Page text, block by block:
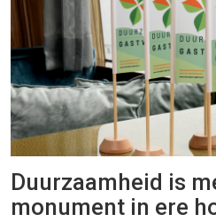
Duurzaamheid is
monument in ere